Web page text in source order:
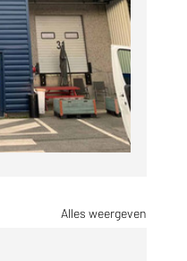
Alles weergeven